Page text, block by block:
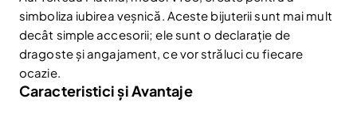
simboliza iubirea veșnică. Aceste bijuterii sunt mai mult
decât simple accesorii; ele sunt o declarație de
dragoste și angajament, ce vor străluci cu fiecare
ocazie.
Caracteristici și Avantaje